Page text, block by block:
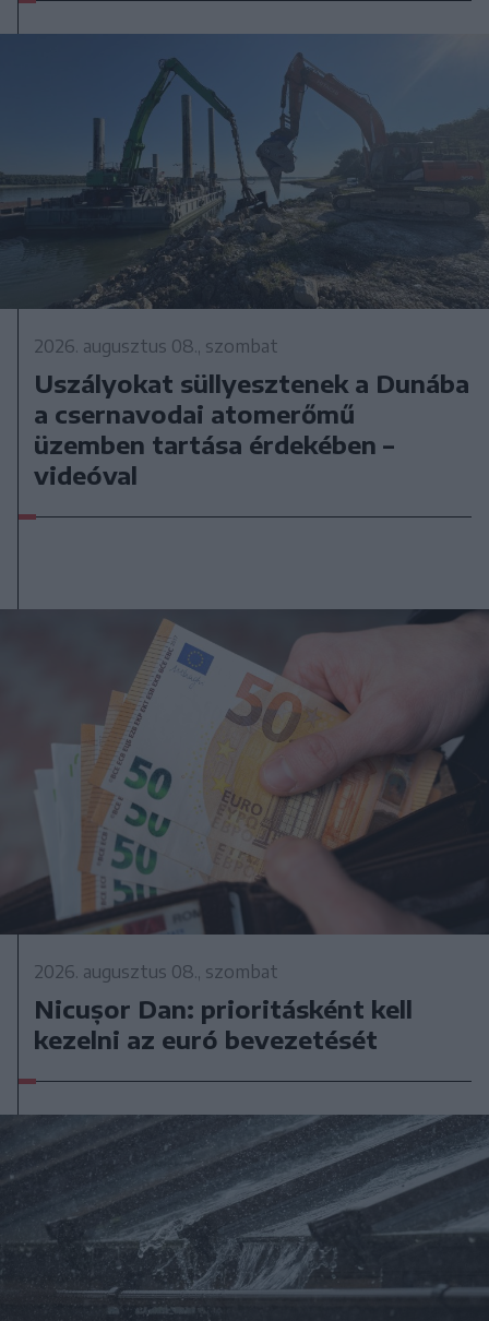
2026. augusztus 08., szombat
Uszályokat süllyesztenek a Dunába
a csernavodai atomerőmű
üzemben tartása érdekében –
videóval
2026. augusztus 08., szombat
Nicușor Dan: prioritásként kell
kezelni az euró bevezetését